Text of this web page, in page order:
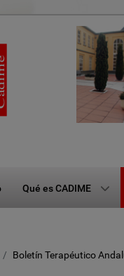
Qué es CADIME
Boletín Terapéutico